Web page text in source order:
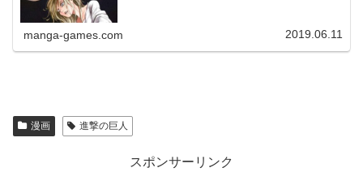
manga-games.com 2019.06.11
漫画 進撃の巨人
スポンサーリンク